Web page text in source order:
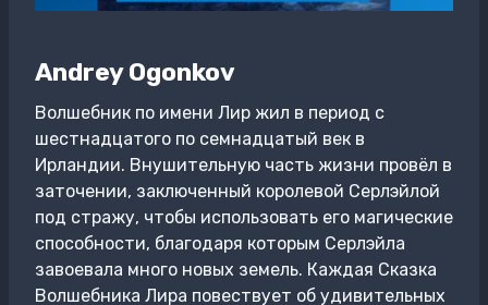
Andrey Ogonkov
Волшебник по имени Лир жил в период с
шестнадцатого по семнадцатый век в
Ирландии. Внушительную часть жизни провёл в
заточении, заключенный королевой Серлэйлой
под стражу, чтобы использовать его магические
способности, благодаря которым Серлэйла
завоевала много новых земель. Каждая Сказка
Волшебника Лира повествует об удивительных